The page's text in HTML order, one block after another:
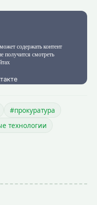
#прокуратура
технологии